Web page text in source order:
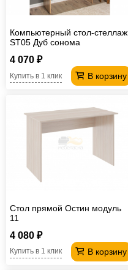
Компьютерный стол-стеллаж
ST05 Дуб сонома
4 070 ₽
В корзину
Купить в 1 клик
Стол прямой Остин модуль
11
4 080 ₽
В корзину
Купить в 1 клик